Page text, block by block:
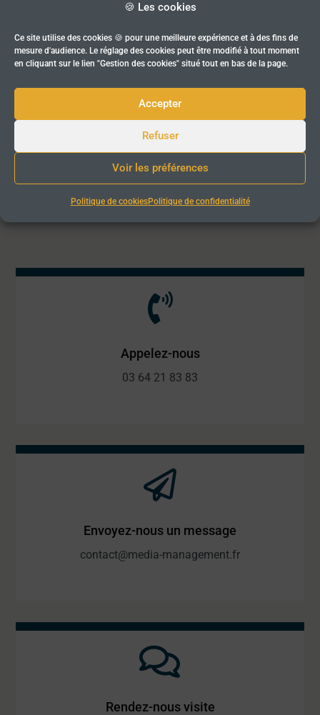
🍪 Les cookies
Ce site utilise des cookies 🍪 pour une meilleure expérience et à des fins de
mesure d'audience. Le réglage des cookies peut être modifié à tout moment
en cliquant sur le lien "Gestion des cookies" situé tout en bas de la page.
Accepter
Refuser
Voir les préférences
Politique de cookiesPolitique de confidentialité
PLUS LOIN
Appelez-nous
03 64 21 83 83
Envoyez-nous un message
contact@media-management.fr
Rendez-nous visite